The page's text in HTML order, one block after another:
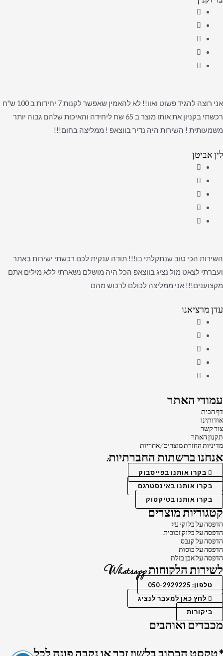
אני רוצה להגיד פשוט ואוו!! לא להאמין שאפשר לקנות 7 יחידות ב 100 ש"ח
רכשתי בקניון את אותו מוצר ב 65 שח ליחידה והאיכות שלהם גבוה יותר
משמעותית ! השירות היה נדיר בווצאפ ! ממליצה בחום!!!
לין אביטן
השירות הכי טוב שנתקלתי בו!!! תודה ענקית לכם רכשתי ישירות באתר
ועברתי לצאט מול נציג בווצאפ הכל היה מושלם נשארתי ללא מילים אתם
מקצוענים!!! אני ממליצה לכולם לרכוש מהם
עדן מרציאנו
עמודי האתר
דף הבית
אודותינו
צור קשר
תקנון האתר
מדיניות החזרת מוצרים/אחריות
אנחנו ברשתות החברתיות:
בקרו אותנו בפייסבוק
בקרו אותנו באינסטרגם
בקרו אותנו בטיקטוק
קטגוריות מוצרים
הדפסה על בלוקי עץ
הדפסה על בלוק זכוכית
הדפסה על קנבס
הדפסה על כוסות
הדפסה על אבן בזלת
לשירות הלקוחות Whatsapp
טלפון: 050-2929225
לחץ כאן למעבר לנציג
ביקורות
מכבדים ואוהבים